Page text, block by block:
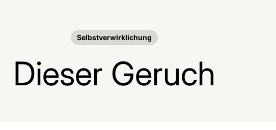
Selbstverwirklichung
Dieser Geruch